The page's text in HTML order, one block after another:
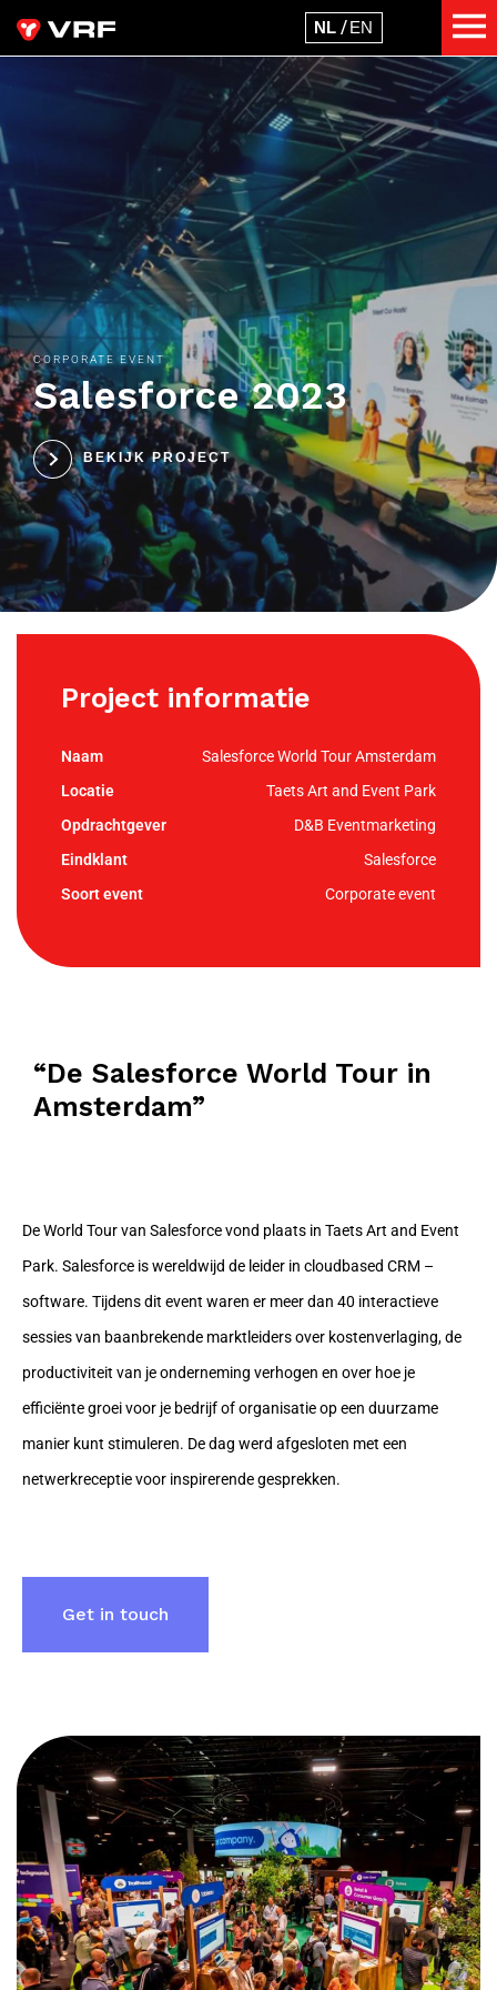
CORPORATE EVENT
Salesforce 2023
BEKIJK PROJECT
Project informatie
Salesforce World Tour Amsterdam
Taets Art and Event Park
D&B Eventmarketing
Salesforce
Corporate event
“De Salesforce World Tour in
Amsterdam”
De World Tour van Salesforce vond plaats in Taets Art and Event
Park. Salesforce is wereldwijd de leider in cloudbased CRM –
software. Tijdens dit event waren er meer dan 40 interactieve
sessies van baanbrekende marktleiders over kostenverlaging, de
productiviteit van je onderneming verhogen en over hoe je
efficiënte groei voor je bedrijf of organisatie op een duurzame
manier kunt stimuleren. De dag werd afgesloten met een
netwerkreceptie voor inspirerende gesprekken.
Get in touch